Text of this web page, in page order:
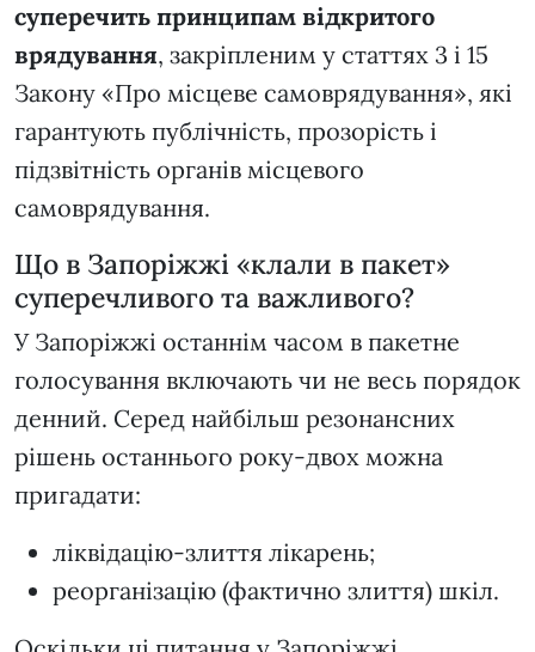
суперечить принципам відкритого
врядування, закріпленим у статтях 3 і 15
Закону «Про місцеве самоврядування», які
гарантують публічність, прозорість і
підзвітність органів місцевого
самоврядування.
Що в Запоріжжі «клали в пакет»
суперечливого та важливого?
У Запоріжжі останнім часом в пакетне
голосування включають чи не весь порядок
денний. Серед найбільш резонансних
рішень останнього року-двох можна
пригадати:
ліквідацію-злиття лікарень;
реорганізацію (фактично злиття) шкіл.